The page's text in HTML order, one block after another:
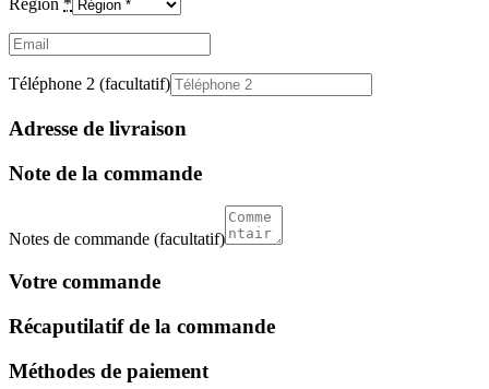
Région *
Email
Téléphone 2 (facultatif)
Adresse de livraison
Note de la commande
Notes de commande (facultatif)
Votre commande
Récaputilatif de la commande
Méthodes de paiement